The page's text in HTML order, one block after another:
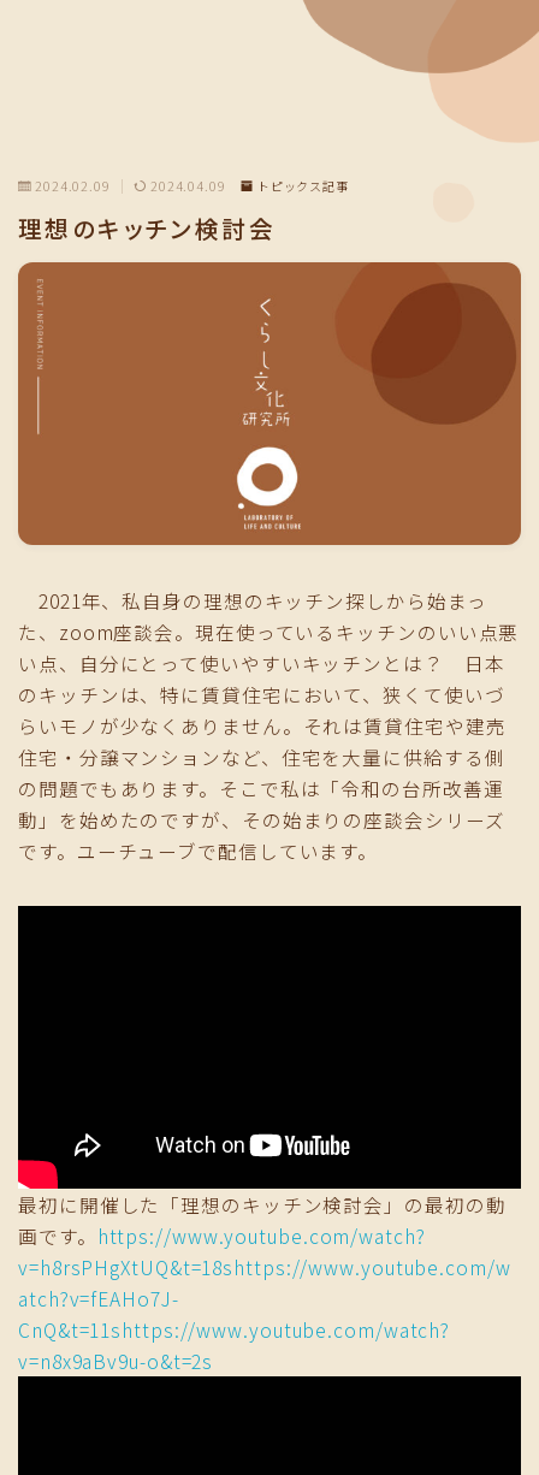
2024.02.09 2024.04.09 トピックス記事
理想のキッチン検討会
2021年、私自身の理想のキッチン探しから始まっ
た、zoom座談会。現在使っているキッチンのいい点悪
い点、自分にとって使いやすいキッチンとは？ 日本
のキッチンは、特に賃貸住宅において、狭くて使いづ
らいモノが少なくありません。それは賃貸住宅や建売
住宅・分譲マンションなど、住宅を大量に供給する側
の問題でもあります。そこで私は「令和の台所改善運
動」を始めたのですが、その始まりの座談会シリーズ
です。ユーチューブで配信しています。
最初に開催した「理想のキッチン検討会」の最初の動
画です。 https://www.youtube.com/watch?
v=h8rsPHgXtUQ&t=18shttps://www.youtube.com/w
atch?v=fEAHo7J-
CnQ&t=11shttps://www.youtube.com/watch?
v=n8x9aBv9u-o&t=2s